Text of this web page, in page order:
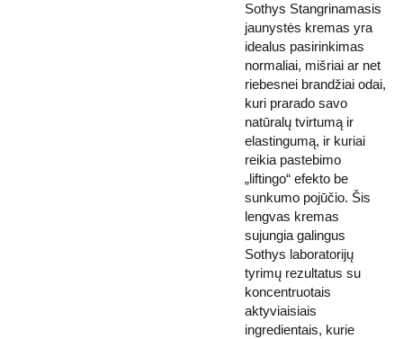
Sothys Stangrinamasis
jaunystės kremas yra
idealus pasirinkimas
normaliai, mišriai ar net
riebesnei brandžiai odai,
kuri prarado savo
natūralų tvirtumą ir
elastingumą, ir kuriai
reikia pastebimo
„liftingo“ efekto be
sunkumo pojūčio. Šis
lengvas kremas
sujungia galingus
Sothys laboratorijų
tyrimų rezultatus su
koncentruotais
aktyviaisiais
ingredientais, kurie